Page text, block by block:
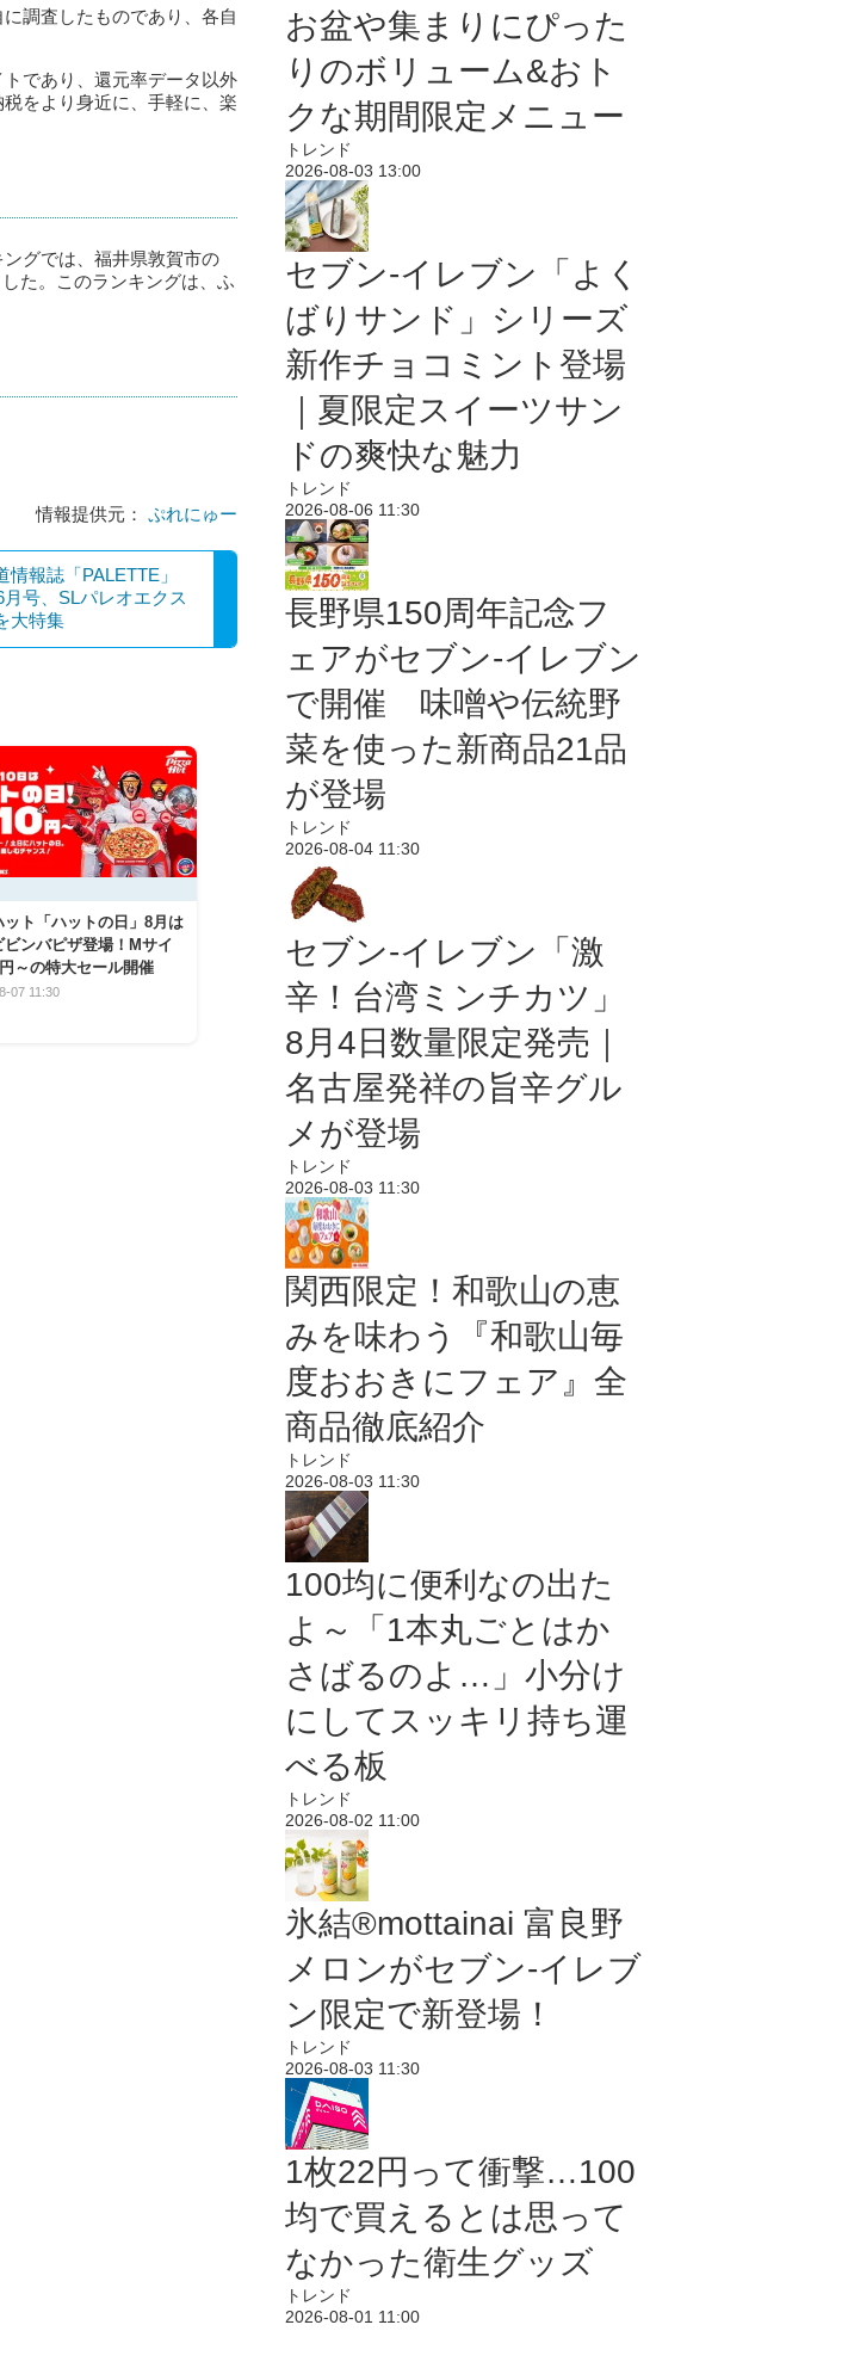
調査したものであり、各自
であり、還元率データ以外
をより身近に、手軽に、楽
グでは、福井県敦賀市の
た。このランキングは、ふ
情報提供元： ぷれにゅー
情報誌「PALETTE」
月号、SLパレオエクス
大特集
ット「ハットの日」8月は
ビンバピザ登場！Mサイ
～の特大セール開催
07 11:30
お盆や集まりにぴった
りのボリューム&おト
クな期間限定メニュー
トレンド
2026-08-03 13:00
セブン‐イレブン「よく
ばりサンド」シリーズ
新作チョコミント登場
｜夏限定スイーツサン
ドの爽快な魅力
トレンド
2026-08-06 11:30
長野県150周年記念フ
ェアがセブン-イレブン
で開催 味噌や伝統野
菜を使った新商品21品
が登場
トレンド
2026-08-04 11:30
セブン-イレブン「激
辛！台湾ミンチカツ」
8月4日数量限定発売｜
名古屋発祥の旨辛グル
メが登場
トレンド
2026-08-03 11:30
関西限定！和歌山の恵
みを味わう『和歌山毎
度おおきにフェア』全
商品徹底紹介
トレンド
2026-08-03 11:30
100均に便利なの出た
よ～「1本丸ごとはか
さばるのよ…」小分け
にしてスッキリ持ち運
べる板
トレンド
2026-08-02 11:00
氷結®mottainai 富良野
メロンがセブン‐イレブ
ン限定で新登場！
トレンド
2026-08-03 11:30
1枚22円って衝撃…100
均で買えるとは思って
なかった衛生グッズ
トレンド
2026-08-01 11:00